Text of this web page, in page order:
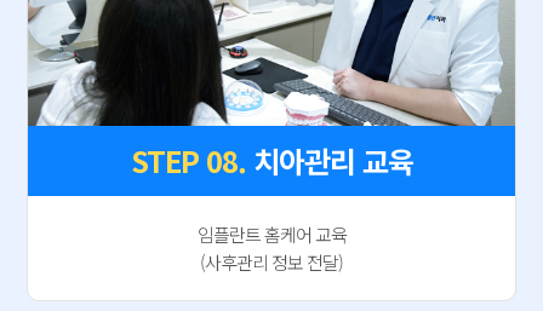
STEP 08. 치아관리 교육
임플란트 홈케어 교육
(사후관리 정보 전달)